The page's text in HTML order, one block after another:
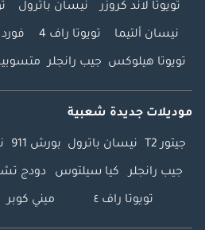
تويوتا لاند كروزر نيسان باترول
نيسان ألتيما تويوتا راف 4
تويوتا هيلوكس جيب رانجلر
موديلات جديدة شعبية
جيتور T2 نيسان باترول بورش 911
جيب رانجلر كيا سيلتوس دودج
تويوتا راف ٤ ميني كوبر